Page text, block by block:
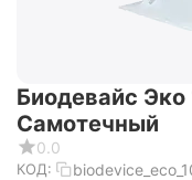
Биодевайс
Самотечный
0.0
КОД: